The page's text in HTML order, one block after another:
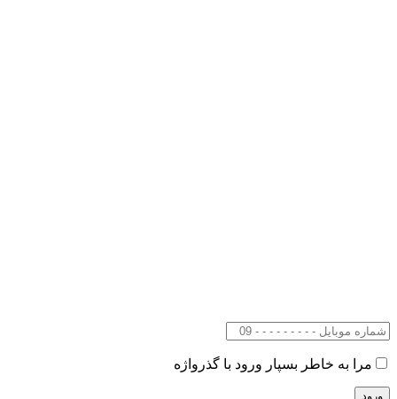
مرا به خاطر بسپار ورود با گذرواژه